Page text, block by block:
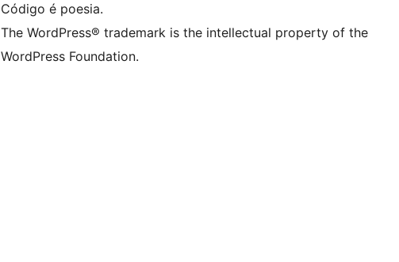
Código é poesia.
The WordPress® trademark is the intellectual property of the
WordPress Foundation.